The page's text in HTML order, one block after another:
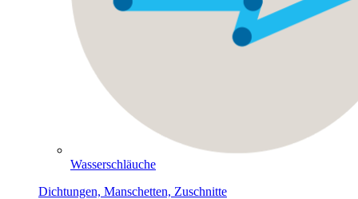
Wasserschläuche
Dichtungen, Manschetten, Zuschnitte